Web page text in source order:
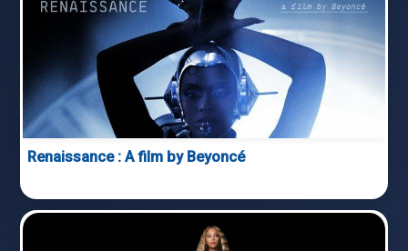
Renaissance : A film by Beyoncé